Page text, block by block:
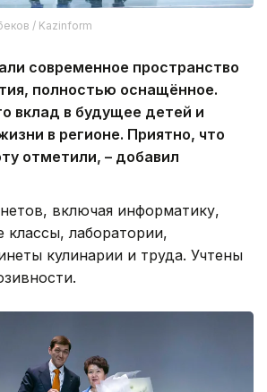
/ Kazinform
современное пространство
полностью оснащённое.
вклад в будущее детей и
в регионе. Приятно, что
отметили, – добавил
включая информатику,
классы, лаборатории,
кулинарии и труда. Учтены